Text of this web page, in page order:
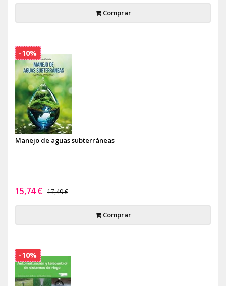
Comprar
Manejo de aguas subterráneas
15,74 € 17,49 €
Comprar
-10%
-10%